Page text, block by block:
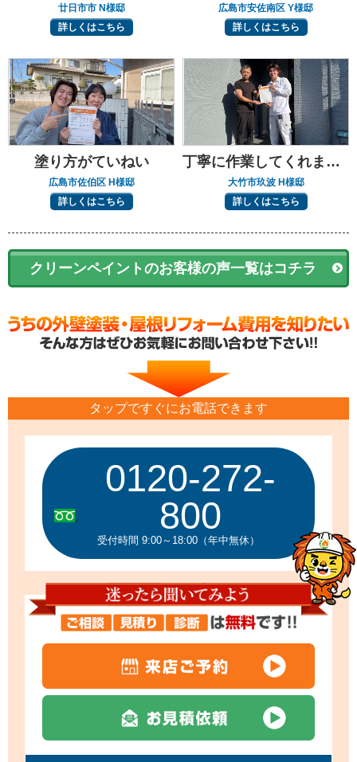
廿日市市 N様邸
詳しくはこちら
広島市安佐南区 Y様邸
詳しくはこちら
塗り方がていねい
広島市佐伯区 H様邸
詳しくはこちら
丁寧に作業してくれました
大竹市玖波 H様邸
詳しくはこちら
クリーンペイントのお客様の声一覧はコチラ
タップですぐにお電話できます
0120-272-
800
受付時間 9:00～18:00（年中無休）